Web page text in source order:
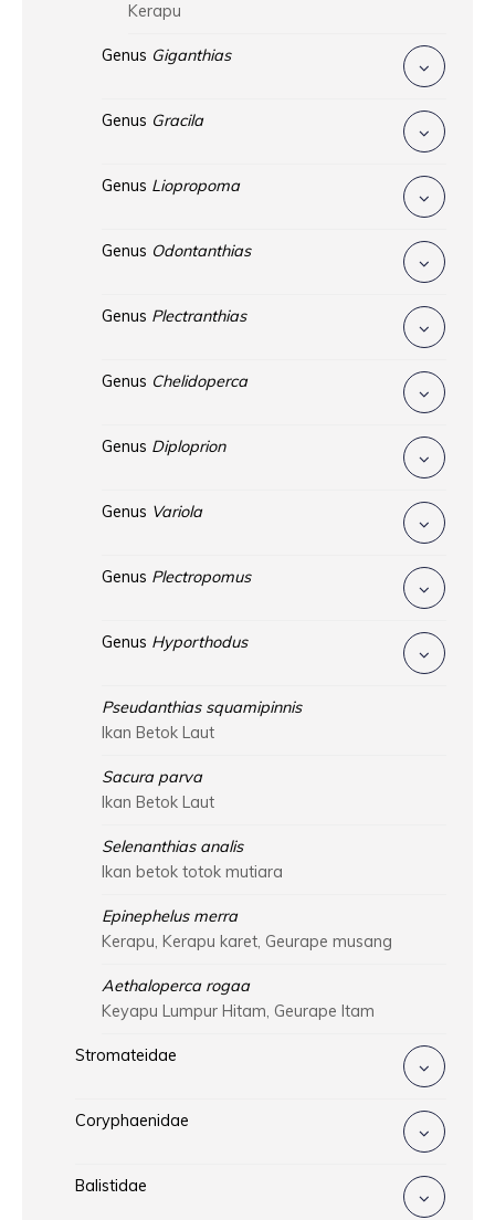
Kerapu
Genus Giganthias
Genus Gracila
Genus Liopropoma
Genus Odontanthias
Genus Plectranthias
Genus Chelidoperca
Genus Diploprion
Genus Variola
Genus Plectropomus
Genus Hyporthodus
Pseudanthias squamipinnis
Ikan Betok Laut
Sacura parva
Ikan Betok Laut
Selenanthias analis
Ikan betok totok mutiara
Epinephelus merra
Kerapu, Kerapu karet, Geurape musang
Aethaloperca rogaa
Keyapu Lumpur Hitam, Geurape Itam
Stromateidae
Coryphaenidae
Balistidae